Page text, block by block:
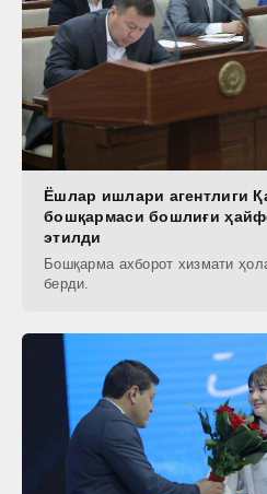
Ёшлар ишлари агентлиги
бошқармаси бошлиғи
этилди
Бошқарма ахборот хизмати
берди.